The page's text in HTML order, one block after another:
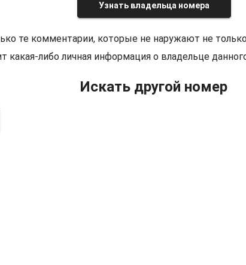
Узнать владельца номера
те комментарии, которые не наружают не
либо личная информация о владельце
Искать другой номер